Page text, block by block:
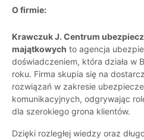
O firmie:
Krawczuk J. Centrum
majątkowych to agencja
doświadczeniem, która działa w
roku. Firma skupia się na
rozwiązań w zakresie
komunikacyjnych, odgrywając
dla szerokiego grona klientów.
Dzięki rozległej wiedzy oraz